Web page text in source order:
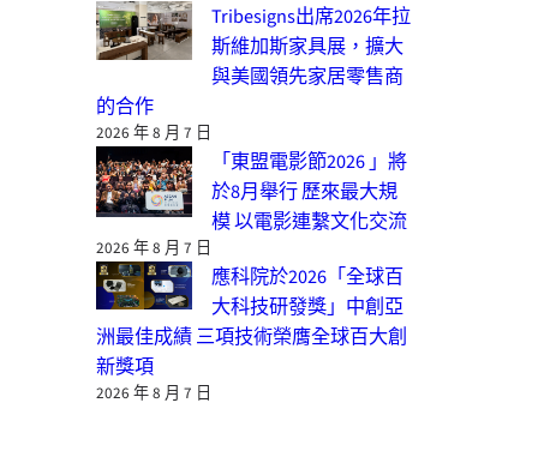
Tribesigns出席2026年拉
斯維加斯家具展，擴大
與美國領先家居零售商
的合作
2026 年 8 月 7 日
「東盟電影節2026 」將
於8月舉行 歷來最大規
模 以電影連繫文化交流
2026 年 8 月 7 日
應科院於2026「全球百
大科技研發獎」中創亞
洲最佳成績 三項技術榮膺全球百大創
新獎項
2026 年 8 月 7 日